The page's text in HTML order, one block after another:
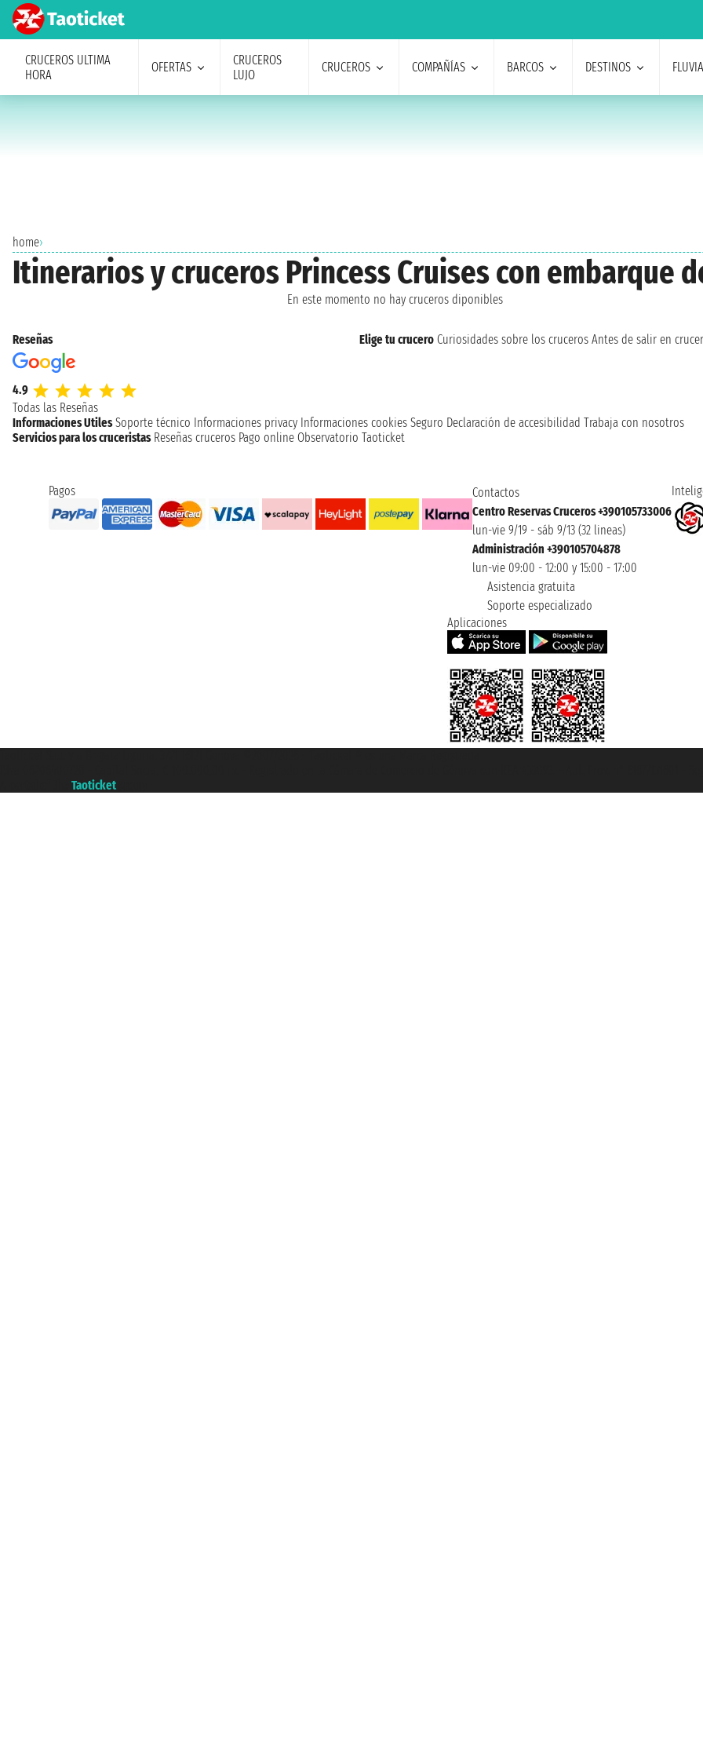
CRUCEROS ULTIMA
HORA
OFERTAS
CRUCEROS
LUJO
CRUCEROS COMPAÑÍAS BARCOS DESTINOS
home›
Itinerarios y cruceros Princess Cruises con embarque
En este momento no hay cruceros diponibles
Reseñas
4.9
Todas las Reseñas
Elige tu crucero Curiosidades sobre los cruceros Antes de salir en
Informaciones Utiles Soporte técnico Informaciones privacy Informaciones cookies Seguro Declaración de accesibilidad Trabaja con nosotros
Servicios para los cruceristas Reseñas cruceros Pago online Observatorio Taoticket
Pagos
Contactos
Centro Reservas Cruceros +390105733006
lun-vie 9/19 - sáb 9/13 (32 lineas)
Administración +390105704878
lun-vie 09:00 - 12:00 y 15:00 - 17:00
Asistencia gratuita
Soporte especializado
Aplicaciones
Taoticket